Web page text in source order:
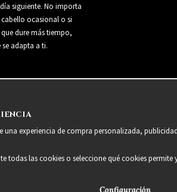
siguiente. No importa
cabello ocasional o si
dure más tiempo,
adapta a ti.
una experiencia de compra personalizada,
todas las cookies o seleccione qué cookies
Configuración